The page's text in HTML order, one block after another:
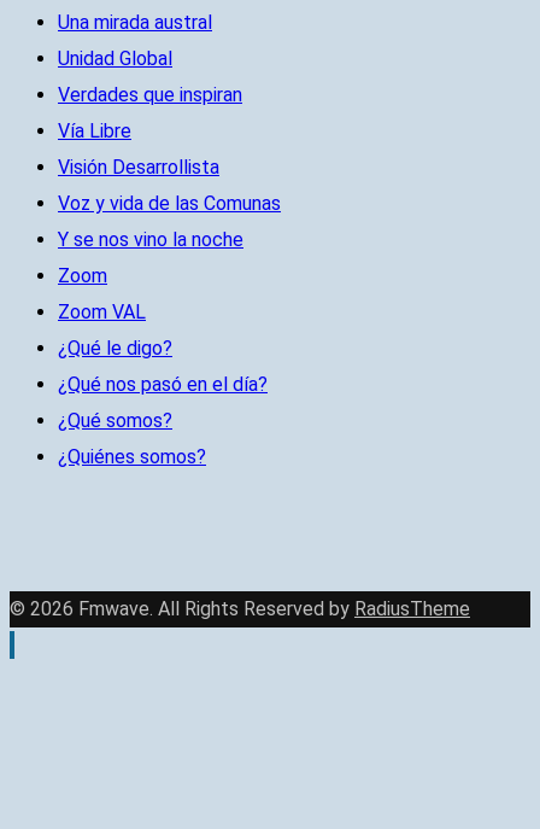
Una mirada austral
Unidad Global
Verdades que inspiran
Vía Libre
Visión Desarrollista
Voz y vida de las Comunas
Y se nos vino la noche
Zoom
Zoom VAL
¿Qué le digo?
¿Qué nos pasó en el día?
¿Qué somos?
¿Quiénes somos?
© 2026 Fmwave. All Rights Reserved by RadiusTheme